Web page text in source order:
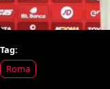
Tag:
Roma